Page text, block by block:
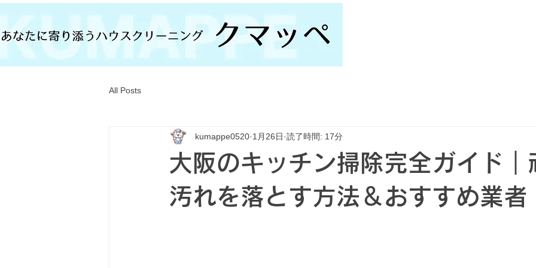
All Posts
大阪のキッチン掃除完全ガイド｜
汚れを落とす方法＆おすすめ業者
kumappe0520 1月26日 読了時間: 17分